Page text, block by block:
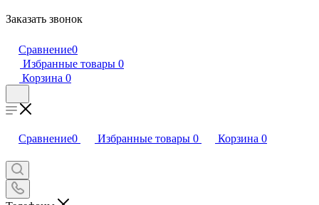
Заказать звонок
Сравнение0
Избранные товары 0
Корзина 0
Сравнение0 Избранные товары 0 Корзина 0